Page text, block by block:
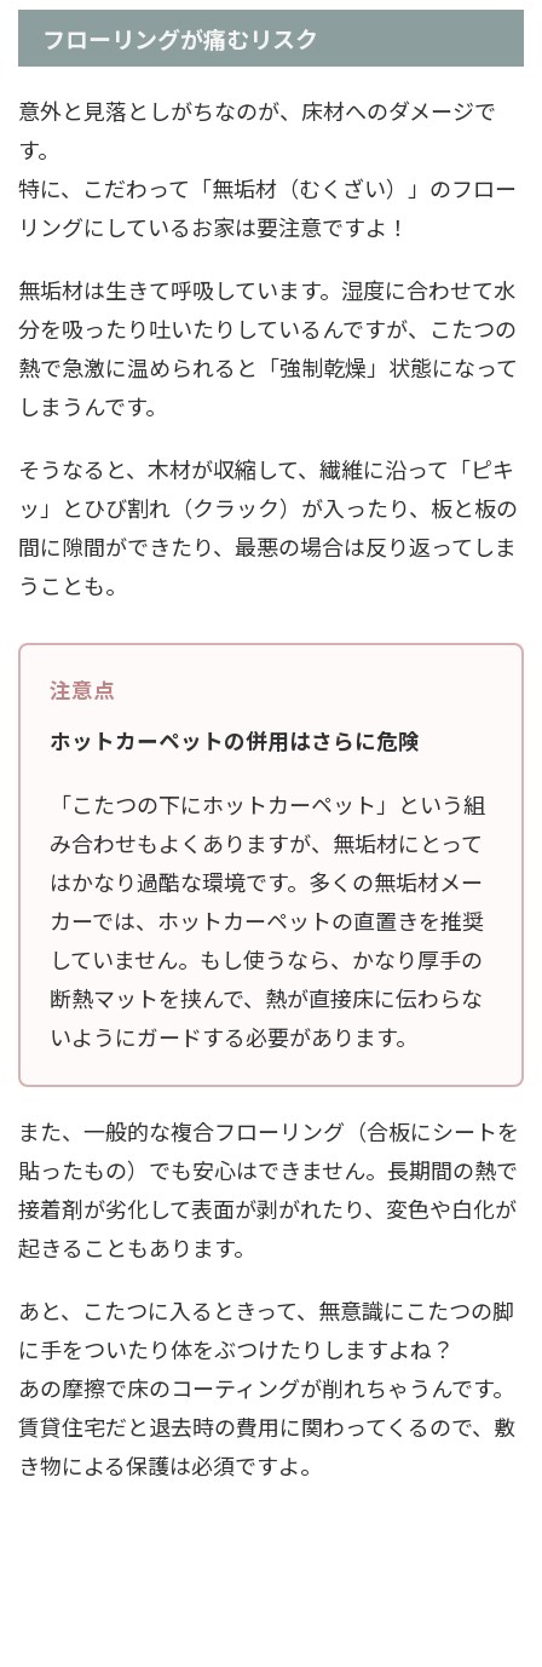
フローリングが痛むリスク
意外と見落としがちなのが、床材へのダメージで
す。
特に、こだわって「無垢材（むくざい）」のフロー
リングにしているお家は要注意ですよ！
無垢材は生きて呼吸しています。湿度に合わせて水
分を吸ったり吐いたりしているんですが、こたつの
熱で急激に温められると「強制乾燥」状態になって
しまうんです。
そうなると、木材が収縮して、繊維に沿って「ピキ
ッ」とひび割れ（クラック）が入ったり、板と板の
間に隙間ができたり、最悪の場合は反り返ってしま
うことも。
ホットカーペットの併用はさらに危険
「こたつの下にホットカーペット」という組
み合わせもよくありますが、無垢材にとって
はかなり過酷な環境です。多くの無垢材メー
カーでは、ホットカーペットの直置きを推奨
していません。もし使うなら、かなり厚手の
断熱マットを挟んで、熱が直接床に伝わらな
いようにガードする必要があります。
また、一般的な複合フローリング（合板にシートを
貼ったもの）でも安心はできません。長期間の熱で
接着剤が劣化して表面が剥がれたり、変色や白化が
起きることもあります。
あと、こたつに入るときって、無意識にこたつの脚
に手をついたり体をぶつけたりしますよね？
あの摩擦で床のコーティングが削れちゃうんです。
賃貸住宅だと退去時の費用に関わってくるので、敷
き物による保護は必須ですよ。